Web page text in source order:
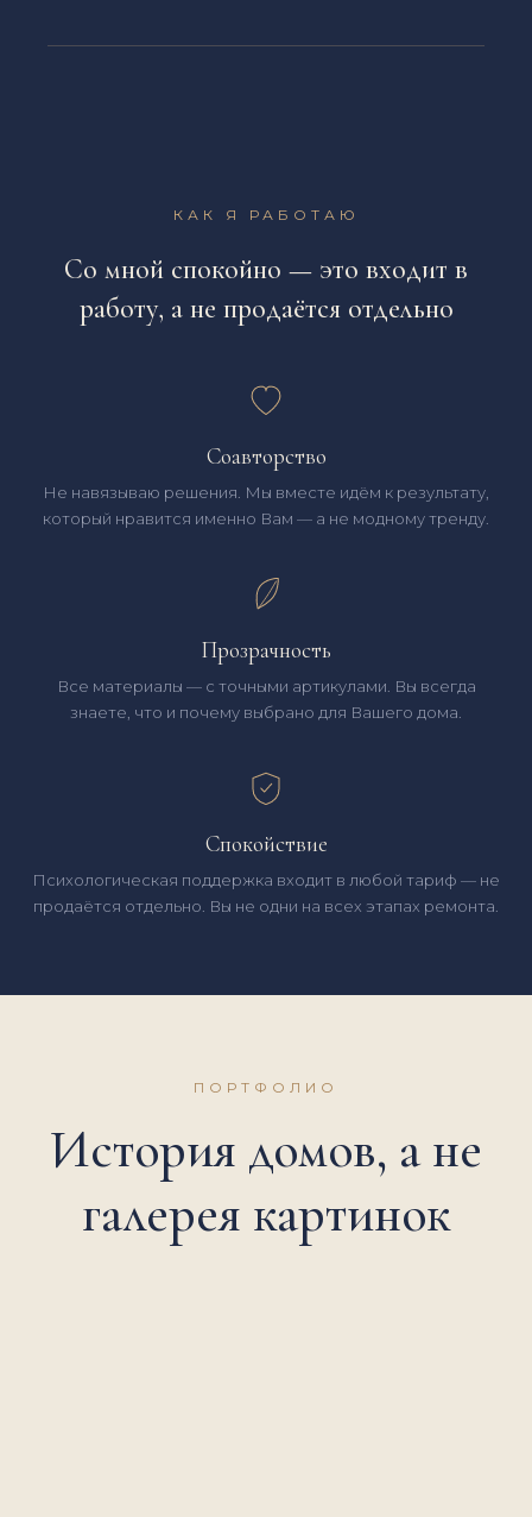
КАК Я РАБОТАЮ
Со мной спокойно — это входит в
работу, а не продаётся отдельно
Соавторство
Не навязываю решения. Мы вместе идём к результату,
который нравится именно Вам — а не модному тренду.
Прозрачность
Все материалы — с точными артикулами. Вы всегда
знаете, что и почему выбрано для Вашего дома.
Спокойствие
Психологическая поддержка входит в любой тариф — не
продаётся отдельно. Вы не одни на всех этапах ремонта.
ПОРТФОЛИО
История домов, а не
галерея картинок